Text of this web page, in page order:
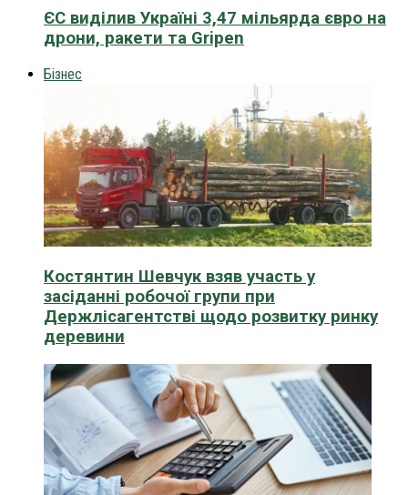
ЄС виділив Україні 3,47 мільярда євро на
дрони, ракети та Gripen
Бізнес
Костянтин Шевчук взяв участь у
засіданні робочої групи при
Держлісагентстві щодо розвитку ринку
деревини